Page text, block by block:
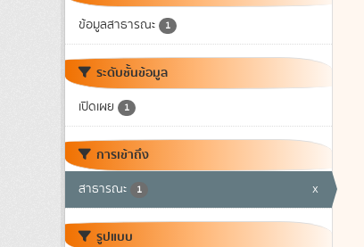
ข้อมูลสาธารณะ 1
ระดับชั้นข้อมูล
เปิดเผย 1
การเข้าถึง
สาธารณะ 1 x
รูปแบบ